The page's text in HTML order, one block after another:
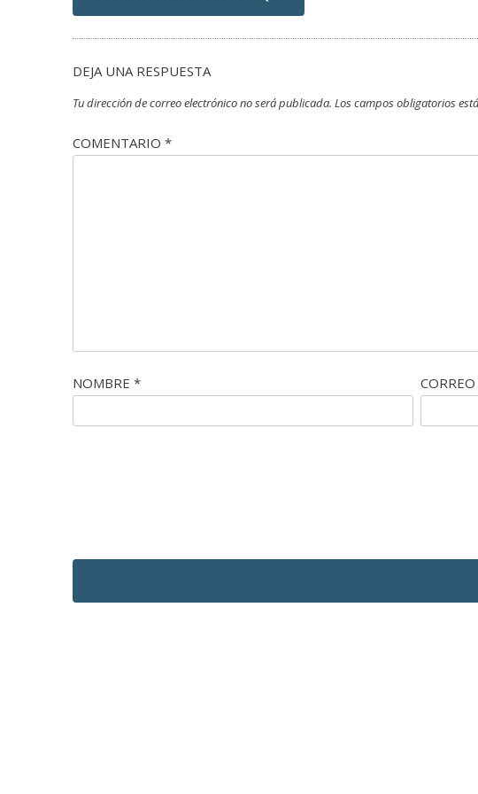
DEJA UNA RESPUESTA
Tu dirección de correo electrónico no será publicada. Los campos obligatorios
COMENTARIO *
NOMBRE *